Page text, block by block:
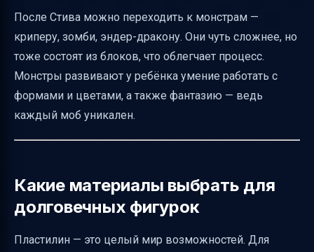
преодоление
Альтернативы пластилину
Тон и стиль подачи
Таблица: Кого и как слепить из пластилина
Minecraft
После Стива можно переходить к монстрам —
криперу, зомби, эндер-дракону. Они чуть сложнее, но
тоже состоят из блоков, что облегчает процесс.
Монстры развивают у ребёнка умение работать с
формами и цветами, а также фантазию — ведь
каждый моб уникален.
Какие материалы выбрать для
долговечных фигурок
Пластилин — это целый мир возможностей. Для